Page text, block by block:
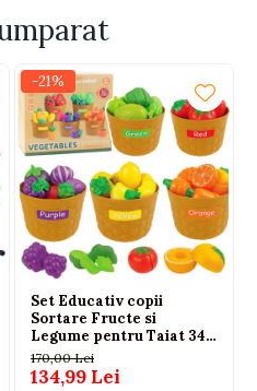
-21%
Set Educativ copii
Sortare Fructe si
Legume pentru Taiat 34
piese 3 ani+
170,00 Lei
134,99 Lei